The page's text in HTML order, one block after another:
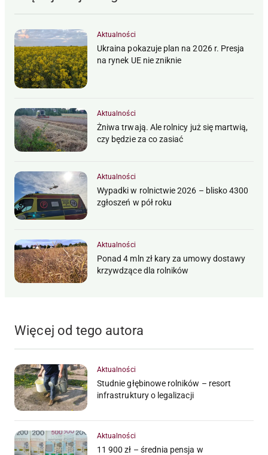
Aktualności
Ukraina pokazuje plan na 2026 r. Presja
na rynek UE nie zniknie
Aktualności
Żniwa trwają. Ale rolnicy już się martwią,
czy będzie za co zasiać
Aktualności
Wypadki w rolnictwie 2026 – blisko 4300
zgłoszeń w pół roku
Aktualności
Ponad 4 mln zł kary za umowy dostawy
krzywdzące dla rolników
Więcej od tego autora
Aktualności
Studnie głębinowe rolników – resort
infrastruktury o legalizacji
Aktualności
11 900 zł – średnia pensja w